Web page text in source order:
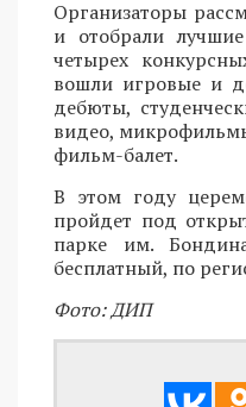
Организаторы
и отобрали
четырех
вошли игровые и
дебюты,
видео,
фильм-балет.
В этом году
пройдет под
парке им.
бесплатный, по
Фото: ДИП